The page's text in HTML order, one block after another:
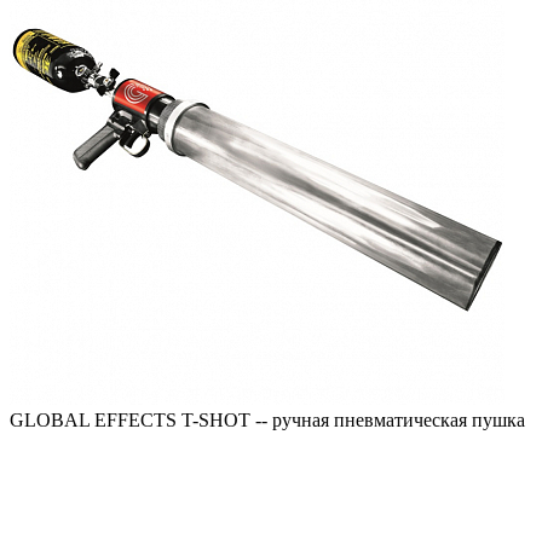
GLOBAL EFFECTS T-SHOT -- ручная пневматическая пушка